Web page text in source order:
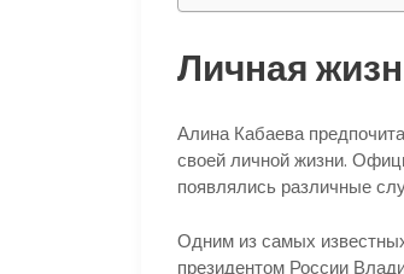
Личная
Алина Кабаева
своей личной жизни.
появлялись различные
Одним из самых
президентом России